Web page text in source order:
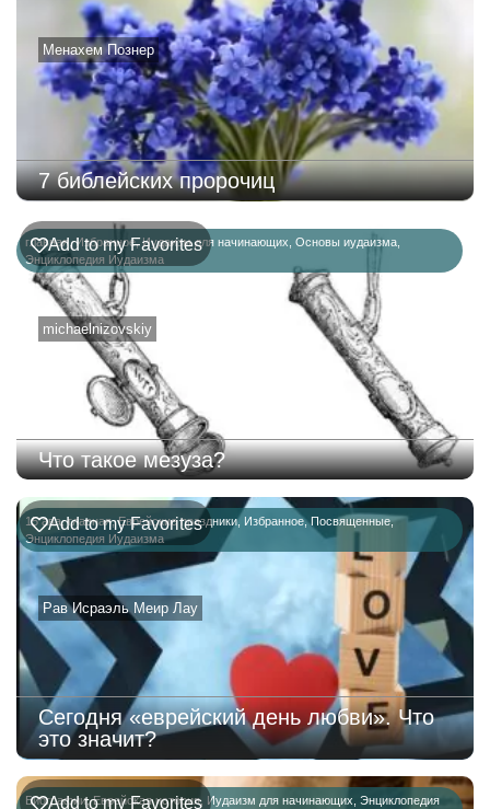
Менахем Познер
7 библейских пророчиц
главная,Избранное,Иудаизм для начинающих Основы иудаизма
Энциклопедия Иудаизма
michaelnizovskiy
Add to my Favorites
Что такое мезуза?
15 ава,главная,Еврейские праздники, Избранное, Посвященные,
Энциклопедия Иудаизма
Рав Исраэль Меир Лау
Add to my Favorites
Сегодня «еврейский день любви». Что
это значит?
Биографии,Еврейская история, Иудаизм для начинающих Энциклопедия
Add to my Favorites